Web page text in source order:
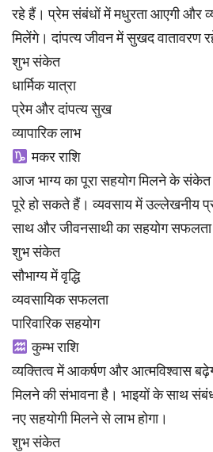
रहे हैं। प्रेम संबंधों में मधुरता आएगी और
मिलेंगे। दांपत्य जीवन में सुखद वातावरण
शुभ संकेत
धार्मिक यात्रा
प्रेम और दांपत्य सुख
व्यापारिक लाभ
मकर राशि
आज भाग्य का पूरा सहयोग मिलने के
पूरे हो सकते हैं। व्यवसाय में उल्लेखनीय
साथ और जीवनसाथी का सहयोग सफलता
शुभ संकेत
सौभाग्य में वृद्धि
व्यवसायिक सफलता
पारिवारिक सहयोग
कुम्भ राशि
व्यक्तित्व में आकर्षण और आत्मविश्वास
मिलने की संभावना है। भाइयों के साथ
नए सहयोगी मिलने से लाभ होगा।
शुभ संकेत